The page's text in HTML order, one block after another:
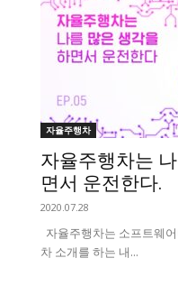
자율주행차
자율주행차는
면서 운전한다.
2020.07.28
자율주행차는 소프트웨
차 소개를 하는 내...